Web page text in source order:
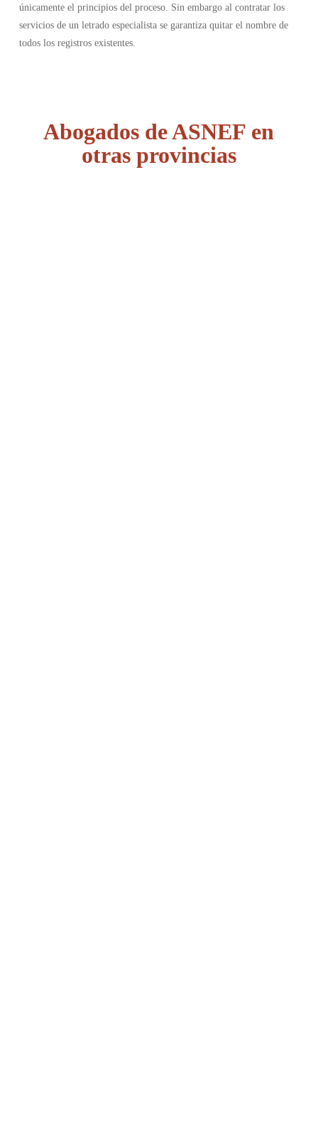
únicamente el principios del proceso. Sin embargo al contratar los
servicios de un letrado especialista se garantiza quitar el nombre de
todos los registros existentes.
Abogados de ASNEF en
otras provincias